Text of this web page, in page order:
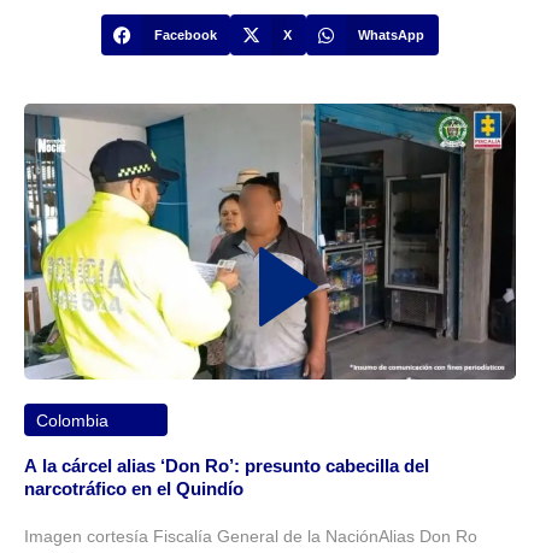
Facebook X WhatsApp
Colombia
A la cárcel alias ‘Don Ro’: presunto cabecilla del
narcotráfico en el Quindío
Imagen cortesía Fiscalía General de la NaciónAlias Don Ro